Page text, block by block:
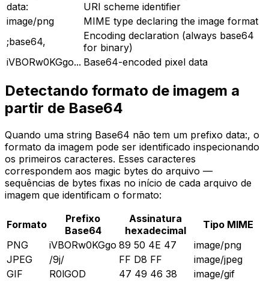
data:
URI scheme identifier
image/png
MIME type declaring the image format
;base64,
Encoding declaration (always base64
for binary)
iVBORw0KGgo... Base64-encoded pixel data
Detectando formato de imagem a
partir de Base64
Quando uma string Base64 não tem um prefixo data:, o
formato da imagem pode ser identificado inspecionando
os primeiros caracteres. Esses caracteres
correspondem aos magic bytes do arquivo —
sequências de bytes fixas no início de cada arquivo de
imagem que identificam o formato:
Formato
Prefixo
Base64
Assinatura
hexadecimal
Tipo MIME
PNG
iVBORw0KGgo 89 50 4E 47
image/png
JPEG
/9j/ FF D8 FF
image/jpeg
GIF
R0lGOD 47 49 46 38
image/gif